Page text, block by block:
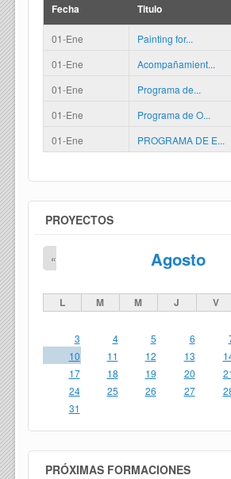
Fecha Titulo
01-Ene
Painting for...
01-Ene
Acompañamient...
01-Ene
Programa de...
01-Ene
Programa de O...
01-Ene
PROGRAMA DE E...
PROYECTOS
Agosto
«
L M M J V
3
4 5 6
10
11 12 13
17
18 19 20
24
25 26 27
31
PRÓXIMAS FORMACIONES